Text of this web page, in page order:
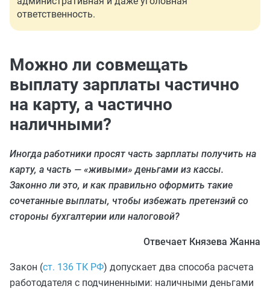
ответственность.
Можно ли совмещать
выплату зарплаты частично
на карту, а частично
наличными?
Иногда работники просят часть зарплаты получить на
карту, а часть — «живыми» деньгами из кассы.
Законно ли это, и как правильно оформить такие
сочетанные выплаты, чтобы избежать претензий со
стороны бухгалтерии или налоговой?
Отвечает Князева Жанна
Закон (ст. 136 ТК РФ) допускает два способа расчета
работодателя с подчиненными: наличными деньгами